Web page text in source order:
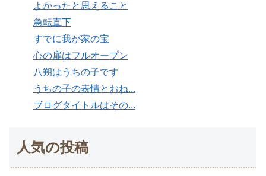
よかったと思えること
急転直下
すでに我が家の宝
心の扉はフルオープン
八朔はうちの子です
うちの子の表情とおね...
ブログタイトルはその...
人気の投稿